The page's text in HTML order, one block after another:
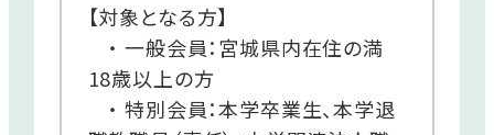
【対象となる方】
・ 一般会員：宮城県内在住の満
18歳以上の方
・ 特別会員：本学卒業生、本学退